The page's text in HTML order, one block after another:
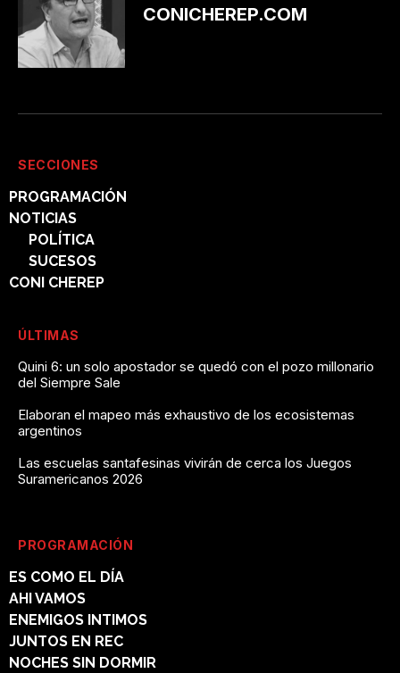
CONICHEREP.COM
SECCIONES
PROGRAMACIÓN
NOTICIAS
POLÍTICA
SUCESOS
CONI CHEREP
ÚLTIMAS
Quini 6: un solo apostador se quedó con el pozo millonario
del Siempre Sale
Elaboran el mapeo más exhaustivo de los ecosistemas
argentinos
Las escuelas santafesinas vivirán de cerca los Juegos
Suramericanos 2026
PROGRAMACIÓN
ES COMO EL DÍA
AHI VAMOS
ENEMIGOS INTIMOS
JUNTOS EN REC
NOCHES SIN DORMIR